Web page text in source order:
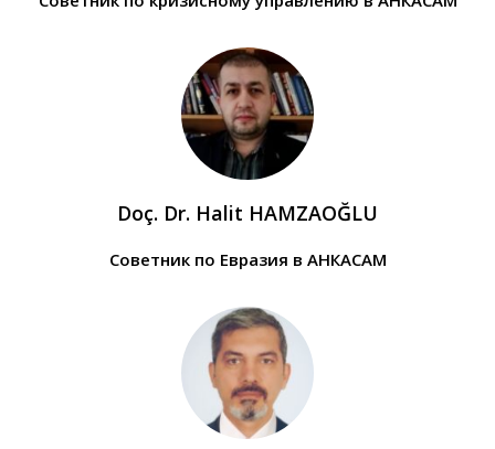
Doç. Dr. Halit HAMZAOĞLU
Советник по Евразия в АНКАСАМ